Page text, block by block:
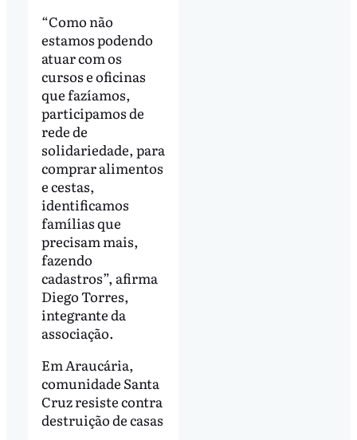
“Como não
estamos podendo
atuar com os
cursos e oficinas
que fazíamos,
participamos de
rede de
solidariedade, para
comprar alimentos
e cestas,
identificamos
famílias que
precisam mais,
fazendo
cadastros”, afirma
Diego Torres,
integrante da
associação.
Em Araucária,
comunidade Santa
Cruz resiste contra
destruição de casas